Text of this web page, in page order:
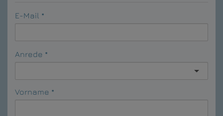
E-Mail
Anrede
Vorname